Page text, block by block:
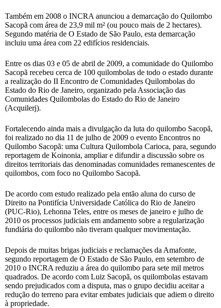
Também em 2008 o INCRA anunciou a demarcação do Quilombo
Sacopã com área de 23,9 mil m² (ou pouco mais de 2 hectares).
Segundo matéria de O Estado de São Paulo, esta demarcação
incluiu uma área com 22 edifícios residenciais.
Entre os dias 03 e 05 de abril de 2009, a comunidade do Quilombo
Sacopã recebeu cerca de 100 quilombolas de todo o estado durante
a realização do II Encontro de Comunidades Quilombolas do
Estado do Rio de Janeiro, organizado pela Associação das
Comunidades Quilombolas do Estado do Rio de Janeiro
(Acquilerj).
Fortalecendo ainda mais a divulgação da luta do quilombo Sacopã,
foi realizado no dia 11 de julho de 2009 o evento Encontros no
Quilombo Sacopã: uma Cultura Quilombola Carioca, para, segundo
reportagem de Koinonia, ampliar e difundir a discussão sobre os
direitos territoriais das denominadas comunidades remanescentes de
quilombos, com foco no Quilombo Sacopã.
De acordo com estudo realizado pela então aluna do curso de
Direito na Pontifícia Universidade Católica do Rio de Janeiro
(PUC-Rio), Lehonna Teles, entre os meses de janeiro e julho de
2010 os processos judiciais em andamento sobre a regularização
fundiária do quilombo não tiveram qualquer movimentação.
Depois de muitas brigas judiciais e reclamações da Amafonte,
segundo reportagem de O Estado de São Paulo, em setembro de
2010 o INCRA reduziu a área do quilombo para sete mil metros
quadrados. De acordo com Luiz Sacopã, os quilombolas estavam
sendo prejudicados com a disputa, mas o grupo decidiu aceitar a
redução do terreno para evitar embates judiciais que adiem o direito
à propriedade.